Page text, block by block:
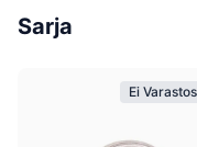
Sarja
Ei